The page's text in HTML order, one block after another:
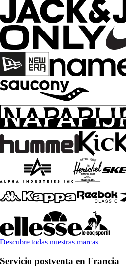
Descubre todas nuestras marcas
Servicio postventa en Francia